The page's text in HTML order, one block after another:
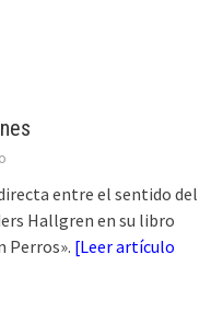
entre el sentido del
Hallgren en su libro
Perros». [Leer artículo